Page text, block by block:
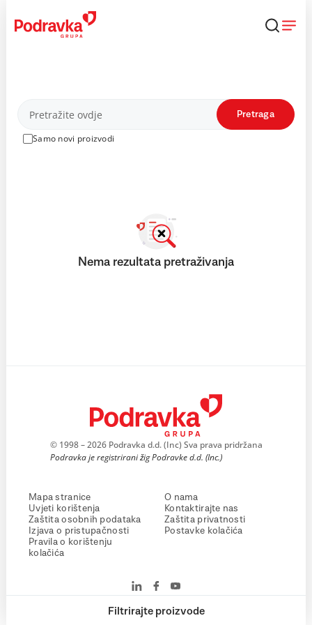
content
Proizvodi
Samo novi proizvodi
Pretraga
Filtrirajte proizvode
Nema rezultata pretraživanja
© 1998 – 2026 Podravka d.d. (Inc) Sva prava pridržana
Podravka je registrirani žig Podravke d.d. (Inc.)
Mapa stranice
Uvjeti korištenja
Zaštita osobnih podataka
Izjava o pristupačnosti
Pravila o korištenju
kolačića
O nama
Kontaktirajte nas
Zaštita privatnosti
Postavke kolačića